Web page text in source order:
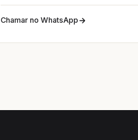
Chamar no WhatsApp